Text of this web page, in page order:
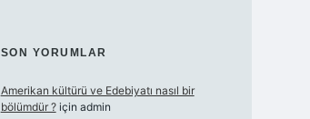
SON YORUMLAR
Amerikan kültürü ve Edebiyatı nasıl bir
bölümdür ?için admin